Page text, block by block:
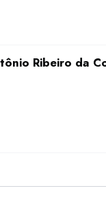
Ribeiro da